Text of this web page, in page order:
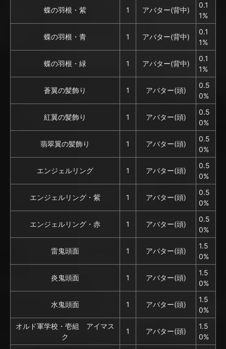
蝶の羽根・紫 1 アバター(背中)
0.1
1%
蝶の羽根・青 1 アバター(背中)
0.1
1%
蝶の羽根・緑 1 アバター(背中)
0.1
1%
蒼翼の髪飾り 1 アバター(頭)
0.5
0%
紅翼の髪飾り 1 アバター(頭)
0.5
0%
翡翠翼の髪飾り 1 アバター(頭)
0.5
0%
エンジェルリング 1 アバター(頭)
0.5
0%
エンジェルリング・紫 1 アバター(頭)
0.5
0%
エンジェルリング・赤 1 アバター(頭)
0.5
0%
雷鬼頭面 1 アバター(頭)
1.5
0%
炎鬼頭面 1 アバター(頭)
1.5
0%
水鬼頭面 1 アバター(頭)
1.5
0%
オルド軍学校・壱組 アイマス
ク
1 アバター(頭)
1.5
0%